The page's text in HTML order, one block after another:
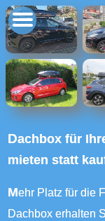
Dachbox für Ihren Hyundai ix35 in Mörlheim
mieten statt
Mehr Platz für die Fahrt in die Ferien benötigt? Mit einer
Dachbox erhalten